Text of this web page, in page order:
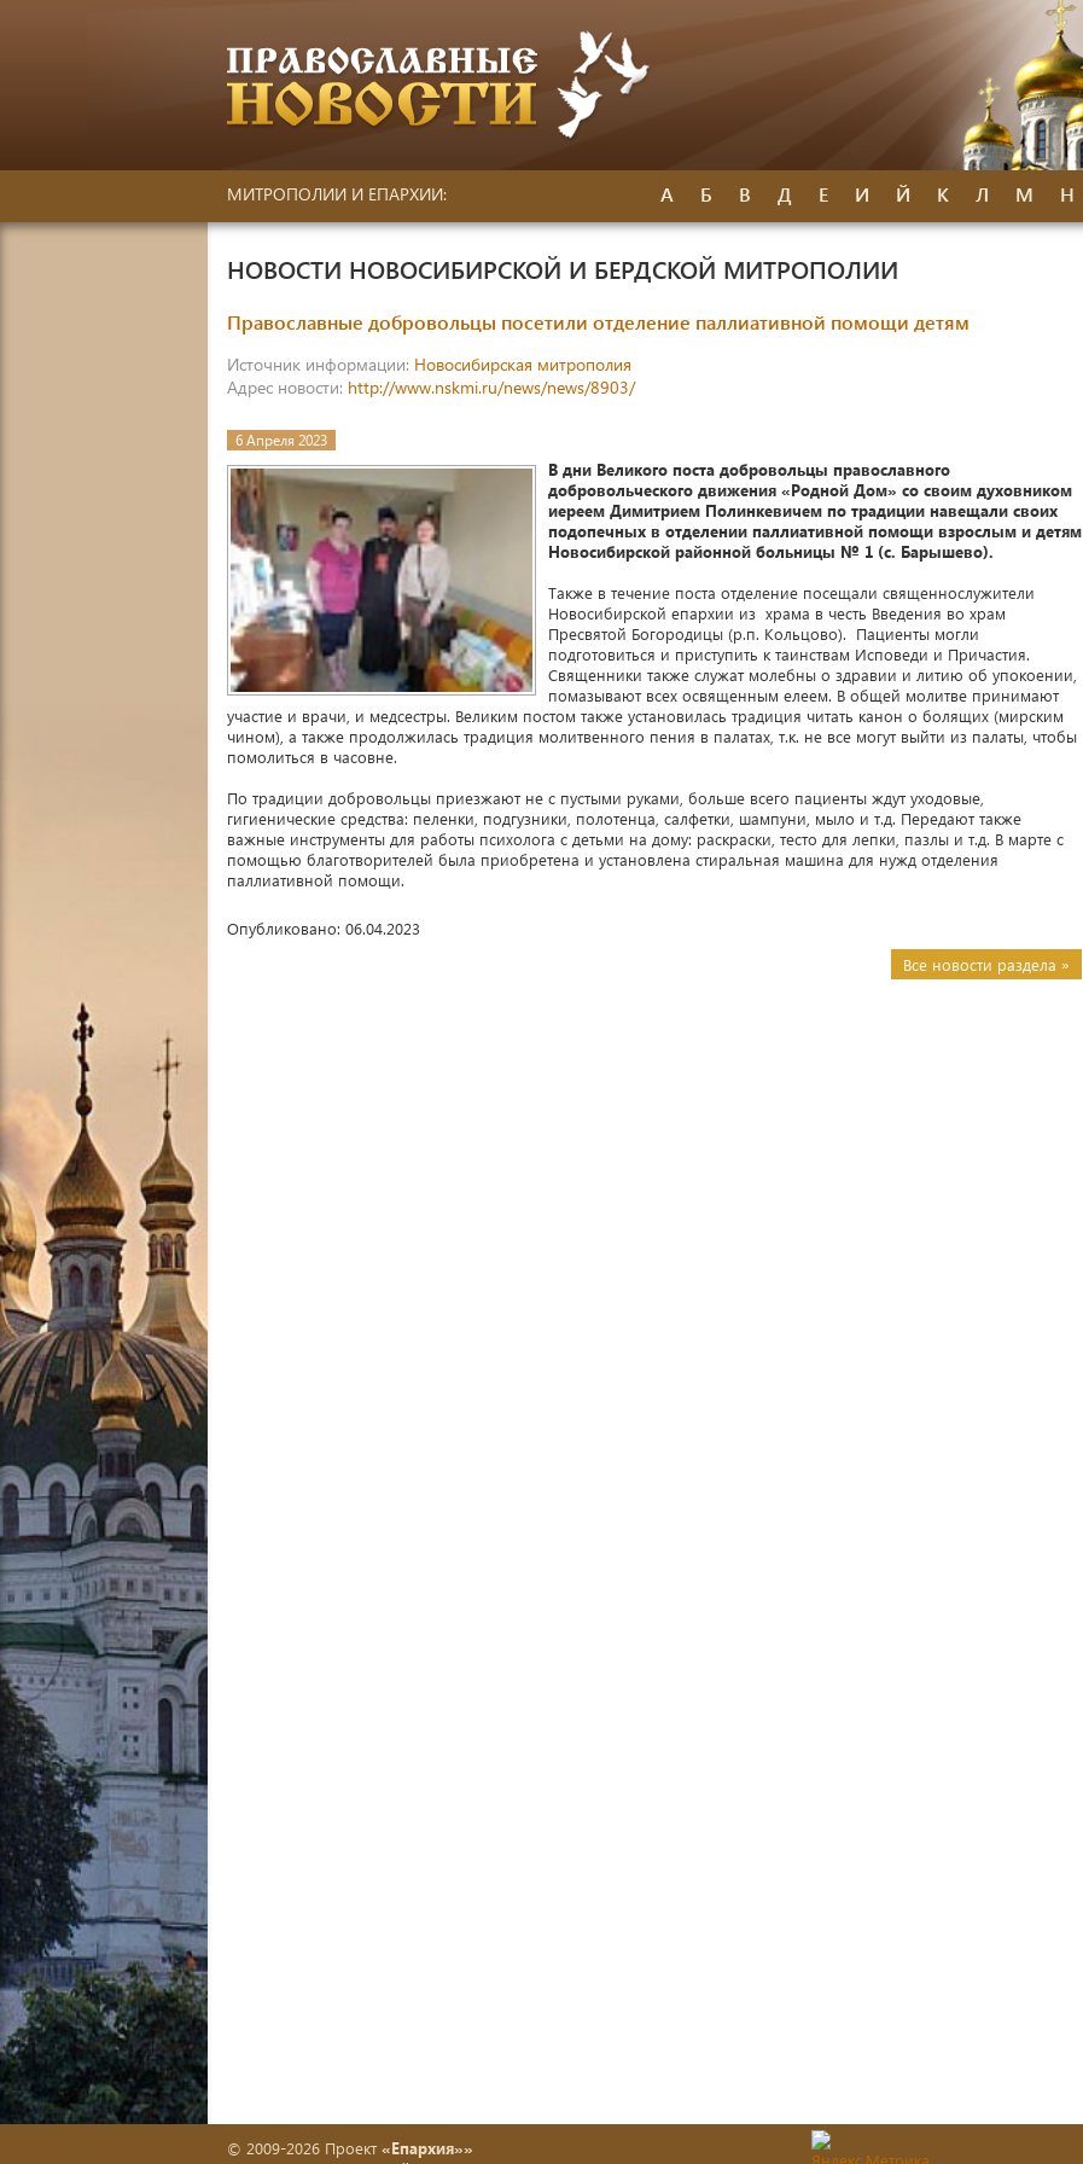
МИТРОПОЛИИ И ЕПАРХИИ: А Б В Д Е И Й К Л М Н
НОВОСТИ НОВОСИБИРСКОЙ И БЕРДСКОЙ МИТРОПОЛИИ
Православные добровольцы посетили отделение паллиативной помощи детям
Источник информации: Новосибирская митрополия
Адрес новости: http://www.nskmi.ru/news/news/8903/
6 Апреля 2023
В дни Великого поста добровольцы православного
добровольческого движения «Родной Дом» со своим духовником
иереем Димитрием Полинкевичем по традиции навещали своих
подопечных в отделении паллиативной помощи взрослым и детям
Новосибирской районной больницы № 1 (с. Барышево).
Также в течение поста отделение посещали священнослужители
Новосибирской епархии из храма в честь Введения во храм
Пресвятой Богородицы (р.п. Кольцово). Пациенты могли
подготовиться и приступить к таинствам Исповеди и Причастия.
Священники также служат молебны о здравии и литию об упокоении,
помазывают всех освященным елеем. В общей молитве принимают
участие и врачи, и медсестры. Великим постом также установилась традиция читать канон о болящих (мирским
чином), а также продолжилась традиция молитвенного пения в палатах, т.к. не все могут выйти из палаты, чтобы
помолиться в часовне.
По традиции добровольцы приезжают не с пустыми руками, больше всего пациенты ждут уходовые,
гигиенические средства: пеленки, подгузники, полотенца, салфетки, шампуни, мыло и т.д. Передают также
важные инструменты для работы психолога с детьми на дому: раскраски, тесто для лепки, пазлы и т.д. В марте с
помощью благотворителей была приобретена и установлена стиральная машина для нужд отделения
паллиативной помощи.
Опубликовано: 06.04.2023
Все новости раздела »
© 2009-2026 Проект «Епархия»»